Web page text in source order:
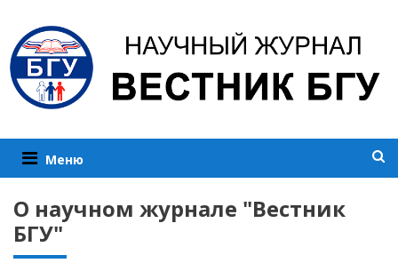
Меню
О научном журнале "Вестник
БГУ"